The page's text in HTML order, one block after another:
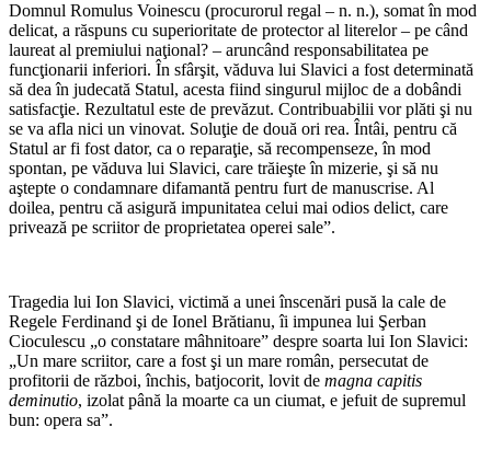
Domnul Romulus Voinescu (procurorul regal – n. n.), somat în mod
delicat, a răspuns cu superioritate de protector al literelor – pe când
laureat al premiului naţional? – aruncând responsabilitatea pe
funcţionarii inferiori. În sfârşit, văduva lui Slavici a fost determinată
să dea în judecată Statul, acesta fiind singurul mijloc de a dobândi
satisfacţie. Rezultatul este de prevăzut. Contribuabilii vor plăti şi nu
se va afla nici un vinovat. Soluţie de două ori rea. Întâi, pentru că
Statul ar fi fost dator, ca o reparaţie, să recompenseze, în mod
spontan, pe văduva lui Slavici, care trăieşte în mizerie, şi să nu
aştepte o condamnare difamantă pentru furt de manuscrise. Al
doilea, pentru că asigură impunitatea celui mai odios delict, care
privează pe scriitor de proprietatea operei sale”.
Tragedia lui Ion Slavici, victimă a unei înscenări pusă la cale de
Regele Ferdinand şi de Ionel Brătianu, îi impunea lui Şerban
Cioculescu „o constatare mâhnitoare” despre soarta lui Ion Slavici:
„Un mare scriitor, care a fost şi un mare român, persecutat de
profitorii de război, închis, batjocorit, lovit de magna capitis
deminutio, izolat până la moarte ca un ciumat, e jefuit de supremul
bun: opera sa”.